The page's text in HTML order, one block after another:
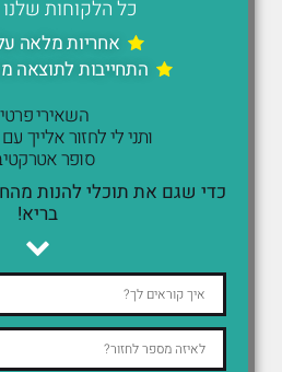
כל הלקוחות שלנו
אחריות מלאה
התחייבות לתוצאה
השאירי
ותני לי לחזור אלייך
סופר
כדי שגם את תוכלי להנות
בריא!